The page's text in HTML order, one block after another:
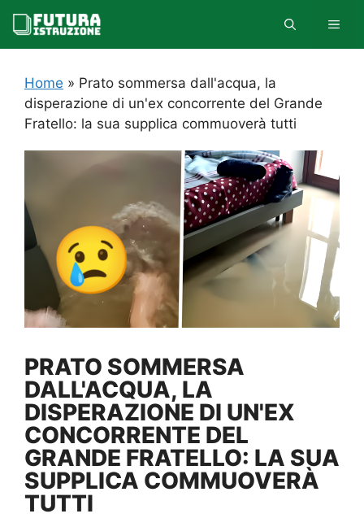
contenuto
Home » Prato sommersa dall'acqua, la
disperazione di un'ex concorrente del Grande
Fratello: la sua supplica commuoverà tutti
PRATO SOMMERSA
DALL'ACQUA, LA
DISPERAZIONE DI UN'EX
CONCORRENTE DEL
GRANDE FRATELLO: LA SUA
SUPPLICA COMMUOVERÀ
TUTTI